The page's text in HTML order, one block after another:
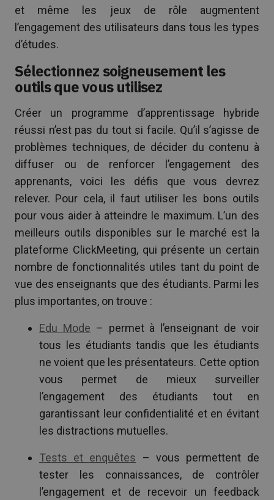
et même les jeux de rôle augmentent
l’engagement des utilisateurs dans tous les types
d’études.
Sélectionnez soigneusement les
outils que vous utilisez
Créer un programme d’apprentissage hybride
réussi n’est pas du tout si facile. Qu’il s’agisse de
problèmes techniques, de décider du contenu à
diffuser ou de renforcer l’engagement des
apprenants, voici les défis que vous devrez
relever. Pour cela, il faut utiliser les bons outils
pour vous aider à atteindre le maximum. L’un des
meilleurs outils disponibles sur le marché est la
plateforme ClickMeeting, qui présente un certain
nombre de fonctionnalités utiles tant du point de
vue des enseignants que des étudiants. Parmi les
plus importantes, on trouve :
Edu Mode – permet à l’enseignant de voir
tous les étudiants tandis que les étudiants
ne voient que les présentateurs. Cette option
vous permet de mieux surveiller
l’engagement des étudiants tout en
garantissant leur confidentialité et en évitant
les distractions mutuelles.
Tests et enquêtes – vous permettent de
tester les connaissances, de contrôler
l’engagement et de recevoir un feedback